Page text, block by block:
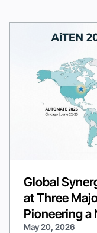
Global
at Three
Pioneering a
May 20, 2026